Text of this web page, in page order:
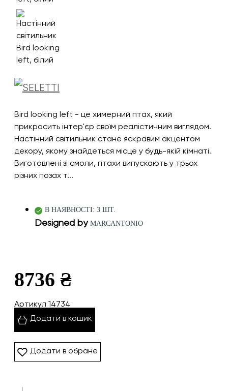
Bird looking left - це химерний птах, який
прикрасить інтер'єр своїм реалістичним виглядом.
Настінний світильник стане яскравим акцентом
декору, якому знайдеться місце у будь-якій кімнаті.
Виготовлені зі смоли, птахи випускають у трьох
різних позах т...
В НАЯВНОСТІ: 3 ШТ.
Designed by MARCANTONIO
8736 ₴
Артикул 14734
Додати в кошик
Додати в обране